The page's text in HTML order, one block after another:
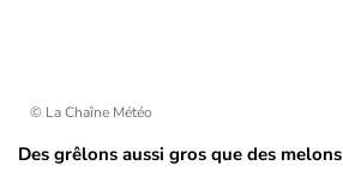
© La Chaîne Météo
Des grêlons aussi gros que des melons